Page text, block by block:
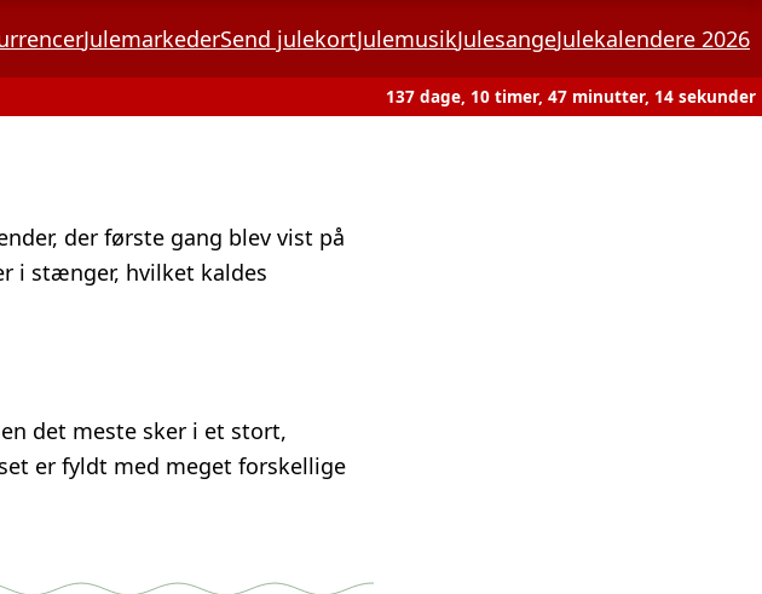
JulemarkederSend julekortJulemusikJulesangeJulekalendere 2026
137 dage, 10 timer, 47 minutter, 14 sekunder
der første gang blev vist på
i stænger, hvilket kaldes
det meste sker i et stort,
er fyldt med meget forskellige